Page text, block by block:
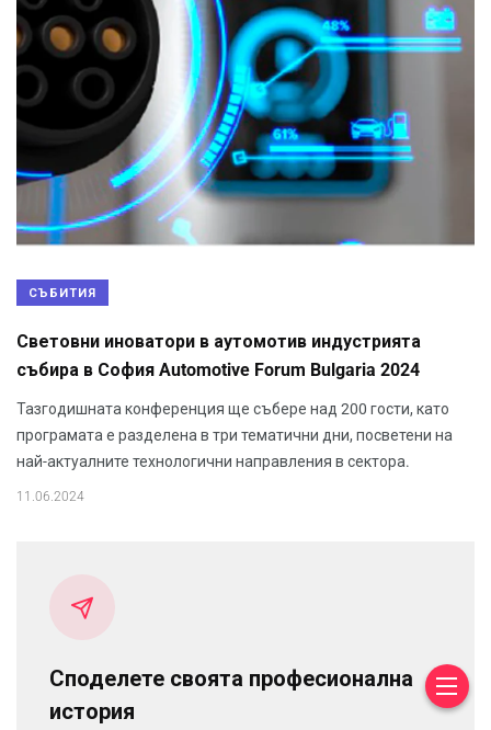
СЪБИТИЯ
Световни иноватори в аутомотив индустрията
събира в София Automotive Forum Bulgaria 2024
Тазгодишната конференция ще събере над 200 гости, като
програмата е разделена в три тематични дни, посветени на
най-актуалните технологични направления в сектора.
11.06.2024
Споделете своята професионална
история